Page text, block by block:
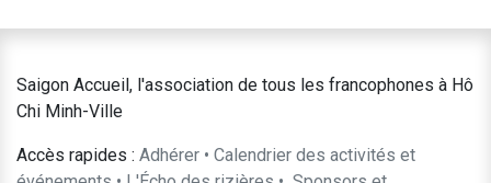
Saigon Accueil, l'association de tous les francophones à Hô
Chi Minh-Ville
Accès rapides : Adhérer • Calendrier des activités et